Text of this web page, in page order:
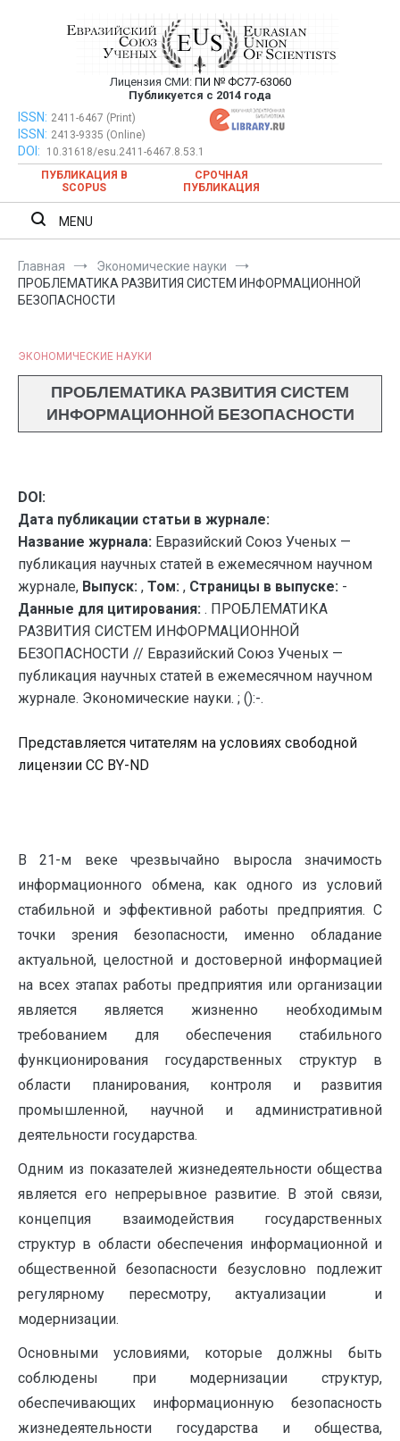
Евразийский Союз Ученых —
публикация научных статей в
ежемесячном научном журнале
Лицензия СМИ: ПИ № ФС77-63060
Публикуется с 2014 года
Евразийский Союз Ученых — публикация научных статей в
ежемесячном научном журнале
ISSN: 2411-6467 (Print)
ISSN: 2413-9335 (Online)
DOI:
10.31618/esu.2411-6467.8.53.1
ПУБЛИКАЦИЯ В
SCOPUS
СРОЧНАЯ
ПУБЛИКАЦИЯ
MENU
Главная
Экономические науки
ПРОБЛЕМАТИКА РАЗВИТИЯ СИСТЕМ ИНФОРМАЦИОННОЙ
БЕЗОПАСНОСТИ
ЭКОНОМИЧЕСКИЕ НАУКИ
ПРОБЛЕМАТИКА РАЗВИТИЯ СИСТЕМ
ИНФОРМАЦИОННОЙ БЕЗОПАСНОСТИ
DOI:
Дата публикации статьи в журнале:
Название журнала: Евразийский Союз Ученых —
публикация научных статей в ежемесячном научном
журнале, Выпуск: , Том: , Страницы в выпуске: -
Данные для цитирования: . ПРОБЛЕМАТИКА
РАЗВИТИЯ СИСТЕМ ИНФОРМАЦИОННОЙ
БЕЗОПАСНОСТИ // Евразийский Союз Ученых —
публикация научных статей в ежемесячном научном
журнале. Экономические науки. ; ():-.
Представляется читателям на условиях свободной
лицензии CC BY-ND
В 21-м веке чрезвычайно выросла значимость
информационного обмена, как одного из условий
стабильной и эффективной работы предприятия. С
точки зрения безопасности, именно обладание
актуальной, целостной и достоверной информацией
на всех этапах работы предприятия или организации
является является жизненно необходимым
требованием для обеспечения стабильного
функционирования государственных структур в
области планирования, контроля и развития
промышленной, научной и административной
деятельности государства.
Одним из показателей жизнедеятельности общества
является его непрерывное развитие. В этой связи,
концепция взаимодействия государственных
структур в области обеспечения информационной и
общественной безопасности безусловно подлежит
регулярному пересмотру, актуализации и
модернизации.
Основными условиями, которые должны быть
соблюдены при модернизации структур,
обеспечивающих информационную безопасность
жизнедеятельности государства и общества,